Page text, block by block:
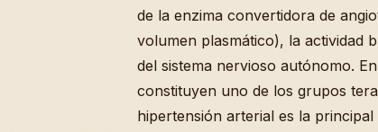
de la enzima convertidora de
volumen plasmático), la actividad
del sistema nervioso autónomo.
constituyen uno de los grupos
hipertensión arterial es la